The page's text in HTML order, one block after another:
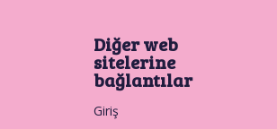
Diğer web
sitelerine
bağlantılar
Giriş